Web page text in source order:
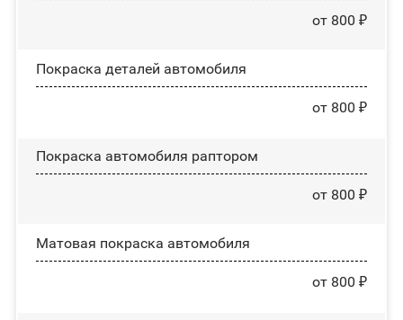
от 800 ₽
Покраска деталей автомобиля
от 800 ₽
Покраска автомобиля раптором
от 800 ₽
Матовая покраска автомобиля
от 800 ₽